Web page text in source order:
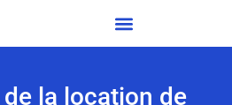
la location de